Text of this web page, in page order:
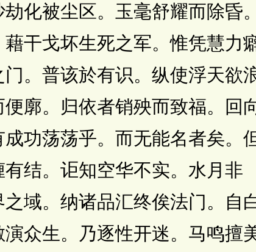
化被尘区。玉毫舒耀而除昏。
干戈坏生死之军。惟凭慧力
。普该於有识。纵使浮天欲
廓。归依者销殃而致福。回
功荡荡乎。而无能名者矣。
结。讵知空华不实。水月非
域。纳诸品汇终俟法门。自
众生。乃逐性开迷。马鸣擅